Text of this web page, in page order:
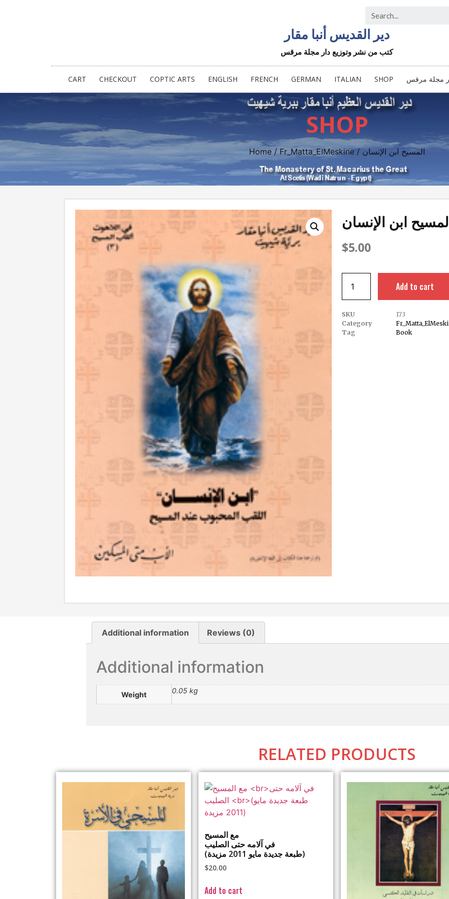
دير القديس أنبا مقار
كتب من نشر وتوزيع دار مجلة مرقس
CART CHECKOUT COPTIC ARTS ENGLISH FRENCH GERMAN ITALIAN SHOP مجلة مرقس
SHOP
Home/ Fr_Matta_ElMeskine / المسيح ابن الإنسان
ابن الإنسان
$5.00
Add to cart
SKU
173
Category
Tag
Book
Additional information Reviews (0)
Additional information
Weight 0.05 kg
RELATED PRODUCTS
مع المسيح
في آلامه حتى الصليب
(طبعة جديدة مايو 2011 مزيدة)
$20.00
Add to cart